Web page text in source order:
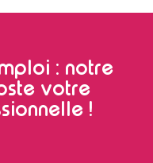
: notre
votre
!